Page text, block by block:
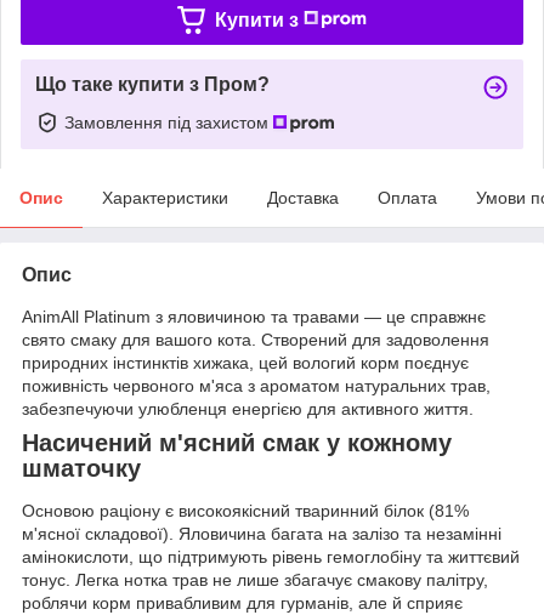
Купити з
Що таке купити з Пром?
Замовлення під захистом
Опис Характеристики Доставка Оплата Умови
Опис
AnimAll Platinum з яловичиною та травами — це справжнє
свято смаку для вашого кота. Створений для задоволення
природних інстинктів хижака, цей вологий корм поєднує
поживність червоного м'яса з ароматом натуральних трав,
забезпечуючи улюбленця енергією для активного життя.
Насичений м'ясний смак у кожному
шматочку
Основою раціону є високоякісний тваринний білок (81%
м'ясної складової). Яловичина багата на залізо та незамінні
амінокислоти, що підтримують рівень гемоглобіну та життєвий
тонус. Легка нотка трав не лише збагачує смакову палітру,
роблячи корм привабливим для гурманів, але й сприяє